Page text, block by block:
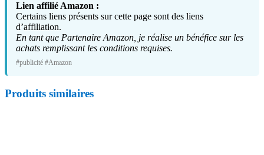
Lien affilié Amazon :
Certains liens présents sur cette page sont des liens
d’affiliation.
En tant que Partenaire Amazon, je réalise un bénéfice sur les
achats remplissant les conditions requises.
#publicité #Amazon
Produits similaires